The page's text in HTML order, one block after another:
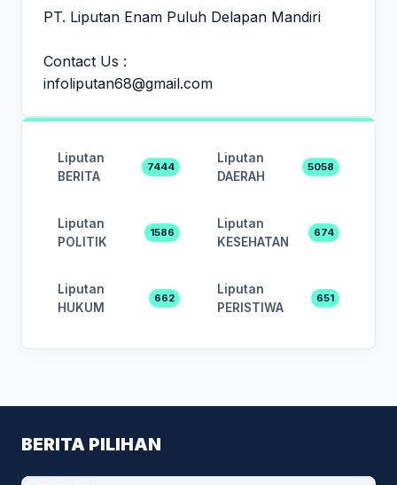
PT. Liputan Enam Puluh Delapan Mandiri
Contact Us :
infoliputan68@gmail.com
Liputan
BERITA
7444
Liputan
DAERAH
5058
Liputan
POLITIK
1586
Liputan
KESEHATAN
674
Liputan
HUKUM
662
Liputan
PERISTIWA
651
BERITA PILIHAN